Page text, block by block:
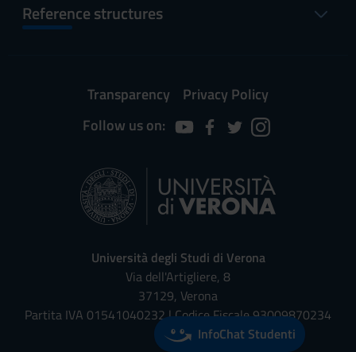
Reference structures
Transparency
Privacy Policy
Follow us on:
Università degli Studi di Verona
Via dell'Artigliere, 8
37129, Verona
Partita IVA 01541040232 | Codice Fiscale 93009870234
InfoChat Studenti